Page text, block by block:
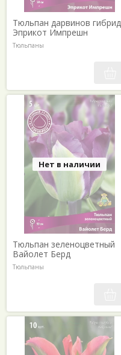
Тюльпан дарвинов гибрид
Эприкот Импрешн
Тюльпаны
Нет в наличии
Тюльпан зеленоцветный
Вайолет Берд
Тюльпаны